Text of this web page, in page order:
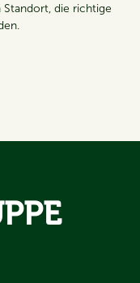
die richtige